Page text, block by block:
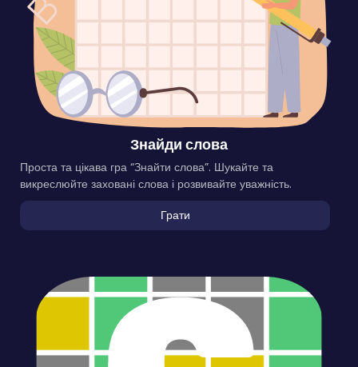
Знайди слова
Проста та цікава гра “Знайти слова”. Шукайте та
викреслюйте заховані слова і розвивайте уважність.
Грати